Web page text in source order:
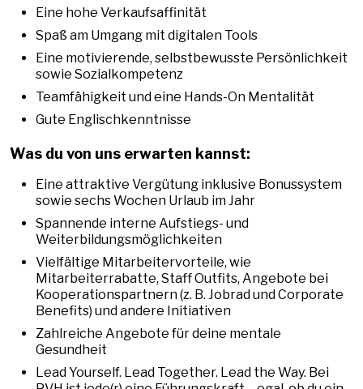
Eine hohe Verkaufsaffinität
Spaß am Umgang mit digitalen Tools
Eine motivierende, selbstbewusste Persönlichkeit
sowie Sozialkompetenz
Teamfähigkeit und eine Hands-On Mentalität
Gute Englischkenntnisse
Was du von uns erwarten kannst:
Eine attraktive Vergütung inklusive Bonussystem
sowie sechs Wochen Urlaub im Jahr
Spannende interne Aufstiegs- und
Weiterbildungsmöglichkeiten
Vielfältige Mitarbeitervorteile, wie
Mitarbeiterrabatte, Staff Outfits, Angebote bei
Kooperationspartnern (z. B. Jobrad und Corporate
Benefits) und andere Initiativen
Zahlreiche Angebote für deine mentale
Gesundheit
Lead Yourself. Lead Together. Lead the Way. Bei